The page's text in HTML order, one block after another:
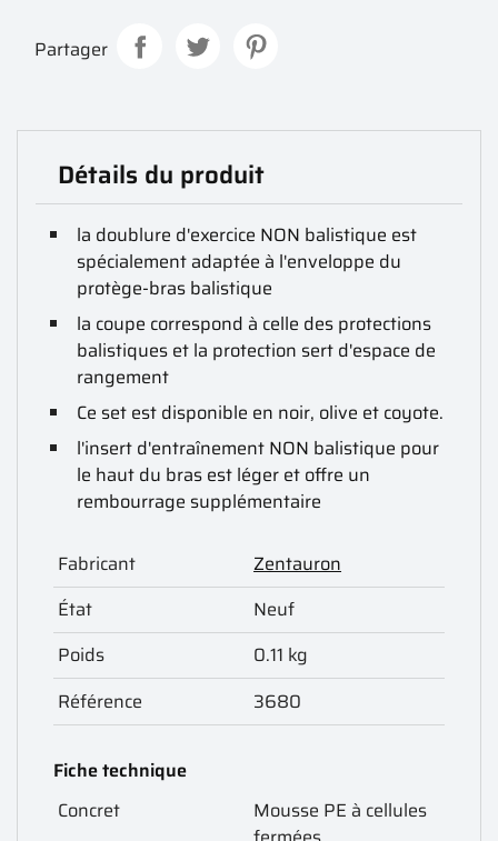
Partager
Détails du produit
la doublure d'exercice NON balistique est
spécialement adaptée à l'enveloppe du
protège-bras balistique
la coupe correspond à celle des protections
balistiques et la protection sert d'espace de
rangement
Ce set est disponible en noir, olive et coyote.
l'insert d'entraînement NON balistique pour
le haut du bras est léger et offre un
rembourrage supplémentaire
Fabricant
Zentauron
État
Neuf
Poids
0.11 kg
Référence
3680
Fiche technique
Concret
Mousse PE à cellules